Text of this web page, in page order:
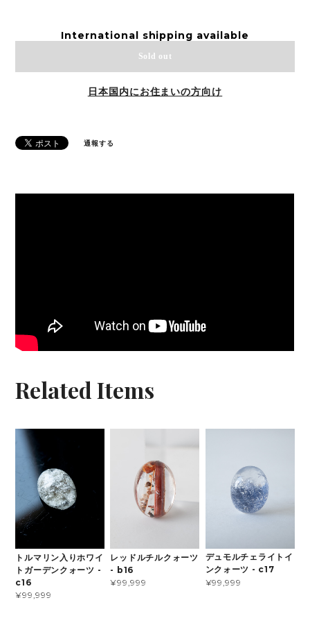
International shipping available
Sold out
日本国内にお住まいの方向け
通報する
Related Items
トルマリン入りホワイ
トガーデンクォーツ -
c16
¥99,999
レッドルチルクォーツ
- b16
¥99,999
デュモルチェライトイ
ンクォーツ - c17
¥99,999